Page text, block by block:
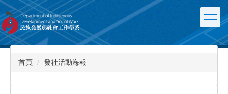
跳
到
主
要
內
首頁 發社活動海報